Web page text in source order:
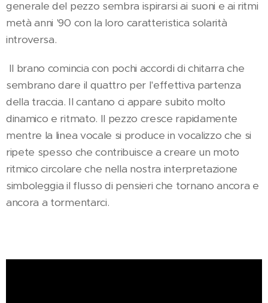
generale del pezzo sembra ispirarsi ai suoni e ai ritmi
metà anni '90 con la loro caratteristica solarità
introversa.
Il brano comincia con pochi accordi di chitarra che
sembrano dare il quattro per l'effettiva partenza
della traccia. Il cantano ci appare subito molto
dinamico e ritmato. Il pezzo cresce rapidamente
mentre la linea vocale si produce in vocalizzo che si
ripete spesso che contribuisce a creare un moto
ritmico circolare che nella nostra interpretazione
simboleggia il flusso di pensieri che tornano ancora e
ancora a tormentarci.